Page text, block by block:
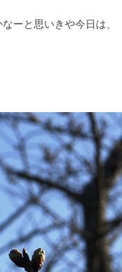
ーと思いきや今日は、